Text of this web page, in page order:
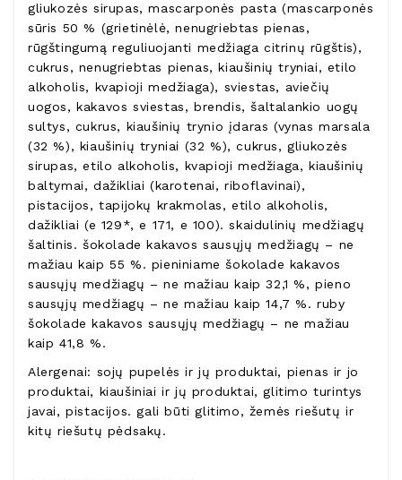
gliukozės sirupas, mascarponės pasta (mascarponės
sūris 50 % (grietinėlė, nenugriebtas pienas,
rūgštingumą reguliuojanti medžiaga citrinų rūgštis),
cukrus, nenugriebtas pienas, kiaušinių tryniai, etilo
alkoholis, kvapioji medžiaga), sviestas, aviečių
uogos, kakavos sviestas, brendis, šaltalankio uogų
sultys, cukrus, kiaušinių trynio įdaras (vynas marsala
(32 %), kiaušinių tryniai (32 %), cukrus, gliukozės
sirupas, etilo alkoholis, kvapioji medžiaga, kiaušinių
baltymai, dažikliai (karotenai, riboflavinai),
pistacijos, tapijokų krakmolas, etilo alkoholis,
dažikliai (e 129*, e 171, e 100). skaidulinių medžiagų
šaltinis. šokolade kakavos sausųjų medžiagų – ne
mažiau kaip 55 %. pieniniame šokolade kakavos
sausųjų medžiagų – ne mažiau kaip 32,1 %, pieno
sausųjų medžiagų – ne mažiau kaip 14,7 %. ruby
šokolade kakavos sausųjų medžiagų – ne mažiau
kaip 41,8 %.
Alergenai: sojų pupelės ir jų produktai, pienas ir jo
produktai, kiaušiniai ir jų produktai, glitimo turintys
javai, pistacijos. gali būti glitimo, žemės riešutų ir
kitų riešutų pėdsakų.